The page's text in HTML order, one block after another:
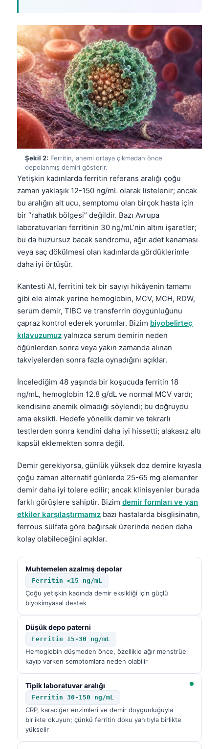
Şekil 2: Ferritin, anemi ortaya çıkmadan önce
depolanmış demiri gösterir.
Yetişkin kadınlarda ferritin referans aralığı çoğu
zaman yaklaşık 12-150 ng/mL olarak listelenir; ancak
bu aralığın alt ucu, semptomu olan birçok hasta için
bir “rahatlık bölgesi” değildir. Bazı Avrupa
laboratuvarları ferritinin 30 ng/mL’nin altını işaretler;
bu da huzursuz bacak sendromu, ağır adet kanaması
veya saç dökülmesi olan kadınlarda gördüklerimle
daha iyi örtüşür.
Kantesti AI, ferritini tek bir sayıyı hikâyenin tamamı
gibi ele almak yerine hemoglobin, MCV, MCH, RDW,
serum demir, TIBC ve transferrin doygunluğunu
çapraz kontrol ederek yorumlar. Bizim biyobelirteç
kılavuzumuz yalnızca serum demirin neden
öğünlerden sonra veya yakın zamanda alınan
takviyelerden sonra fazla oynadığını açıklar.
İncelediğim 48 yaşında bir koşucuda ferritin 18
ng/mL, hemoglobin 12.8 g/dL ve normal MCV vardı;
kendisine anemik olmadığı söylendi; bu doğruydu
ama eksikti. Hedefe yönelik demir ve tekrarlı
testlerden sonra kendini daha iyi hissetti; alakasız altı
kapsül eklemekten sonra değil.
Demir gerekiyorsa, günlük yüksek doz demire kıyasla
çoğu zaman alternatif günlerde 25-65 mg elementer
demir daha iyi tolere edilir; ancak klinisyenler burada
farklı görüşlere sahiptir. Bizim demir formları ve yan
etkiler karşılaştırmamız bazı hastalarda bisglisinatın,
ferrous sülfata göre bağırsak üzerinde neden daha
kolay olabileceğini açıklar.
Muhtemelen azalmış depolar
Ferritin <15 ng/mL
Çoğu yetişkin kadında demir eksikliği için güçlü
biyokimyasal destek
Düşük depo paterni
Ferritin 15-30 ng/mL
Hemoglobin düşmeden önce, özellikle ağır menstrüel
kayıp varken semptomlara neden olabilir
Tipik laboratuvar aralığı
Ferritin 30-150 ng/mL
CRP, karaciğer enzimleri ve demir doygunluğuyla
birlikte okuyun; çünkü ferritin doku yanıtıyla birlikte
yükselir